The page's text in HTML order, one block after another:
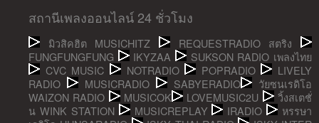
สถานีเพลงออนไลน์ 24 ชั่วโมง
มิวสิคฮิต MUSICHITZ
REQUESTRADIO สตริง
FUNGFUNGFUNG
IKYZAA
SUKSON RADIO เพลงไทย
CVC MUSIC
NOTRADIO POPRADIO
LIVELY
RADIO
MUSICRADIO SABYERADIO
วัยซนเรดิโอ
WAIZON RADIO
MUSICOK LOVEMUSIC2U
วิ้งสเตชั่
น WINK STATION
MUSICREPLAY IRADIO
หรรษา